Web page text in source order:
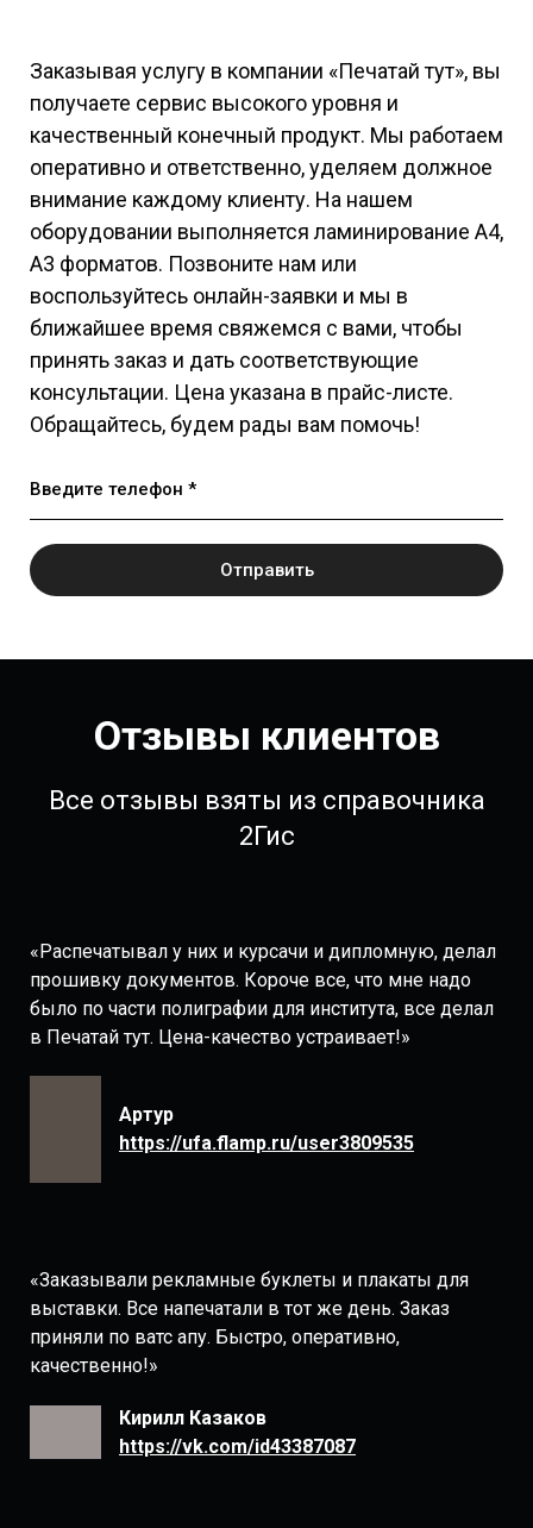
Заказывая услугу в компании «Печатай тут», вы
получаете сервис высокого уровня и
качественный конечный продукт. Мы работаем
оперативно и ответственно, уделяем должное
внимание каждому клиенту. На нашем
оборудовании выполняется ламинирование А4,
А3 форматов. Позвоните нам или
воспользуйтесь онлайн-заявки и мы в
ближайшее время свяжемся с вами, чтобы
принять заказ и дать соответствующие
консультации. Цена указана в прайс-листе.
Обращайтесь, будем рады вам помочь!
Введите телефон *
Отправить
Отзывы клиентов
Все отзывы взяты из справочника
2Гис
«Распечатывал у них и курсачи и дипломную, делал
прошивку документов. Короче все, что мне надо
было по части полиграфии для института, все делал
в Печатай тут. Цена-качество устраивает!»
Артур
https://ufa.flamp.ru/user3809535
«Заказывали рекламные буклеты и плакаты для
выставки. Все напечатали в тот же день. Заказ
приняли по ватс апу. Быстро, оперативно,
качественно!»
Кирилл Казаков
https://vk.com/id43387087